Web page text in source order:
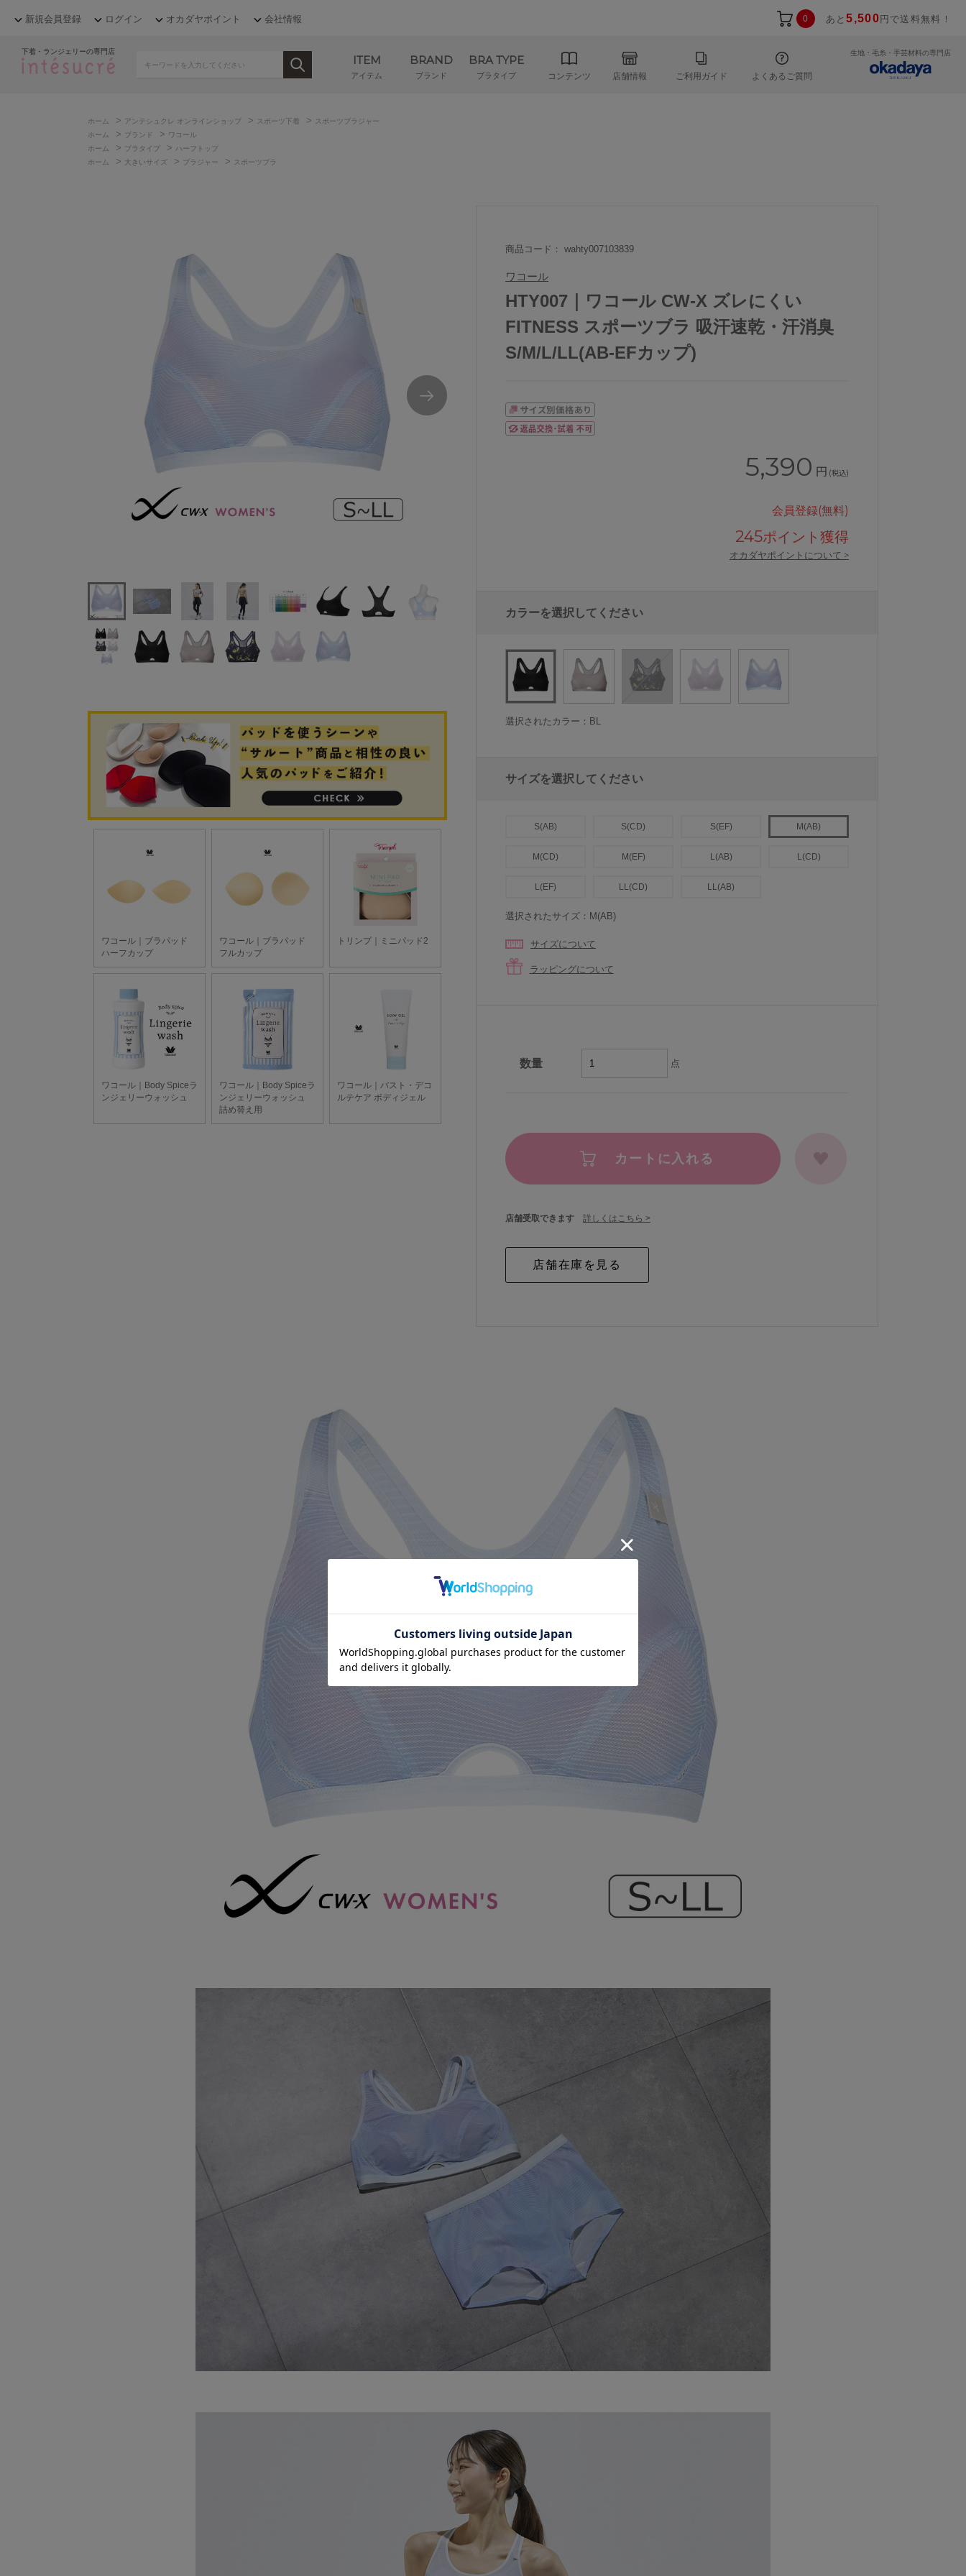
新規会員登録 ログイン オカダヤポイント 会社情報 0 あと5,500 円で送料無料！
下着・ランジェリーの専門店
ITEM
アイテム
BRAND
ブランド
BRA TYPE
ブラタイプ コンテンツ 店舗情報 ご利用ガイド よくあるご質問
生地・毛糸・手芸材料の専門店
ホーム > アンテシュクレ オンラインショップ > スポーツ下着 >
スポーツブラジャー
ホーム
> ブランド > ワコール
ホーム
> ブラタイプ > ハーフトップ
ホーム
> 大きいサイズ > ブラジャー > スポーツブラ
商品コード： wahty007103839
ワコール
HTY007｜ワコール CW-X ズレにくい
FITNESS スポーツブラ 吸汗速乾・汗消臭
S/M/L/LL(AB-EFカップ)
5,390 円 (税込)
会員登録(無料)
245ポイント獲得
オカダヤポイントについて >
カラーを選択してください
選択されたカラー：BL
サイズを選択してください
S(AB) S(CD) S(EF) M(AB)
M(CD) M(EF) L(AB) L(CD)
L(EF) LL(CD) LL(AB)
選択されたサイズ：M(AB)
サイズについて
ラッピングについて
数量 点
カートに入れる
店舗受取できます 詳しくはこちら >